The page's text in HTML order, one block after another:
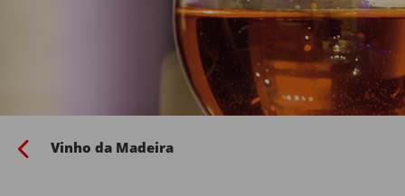
Vinho da Madeira